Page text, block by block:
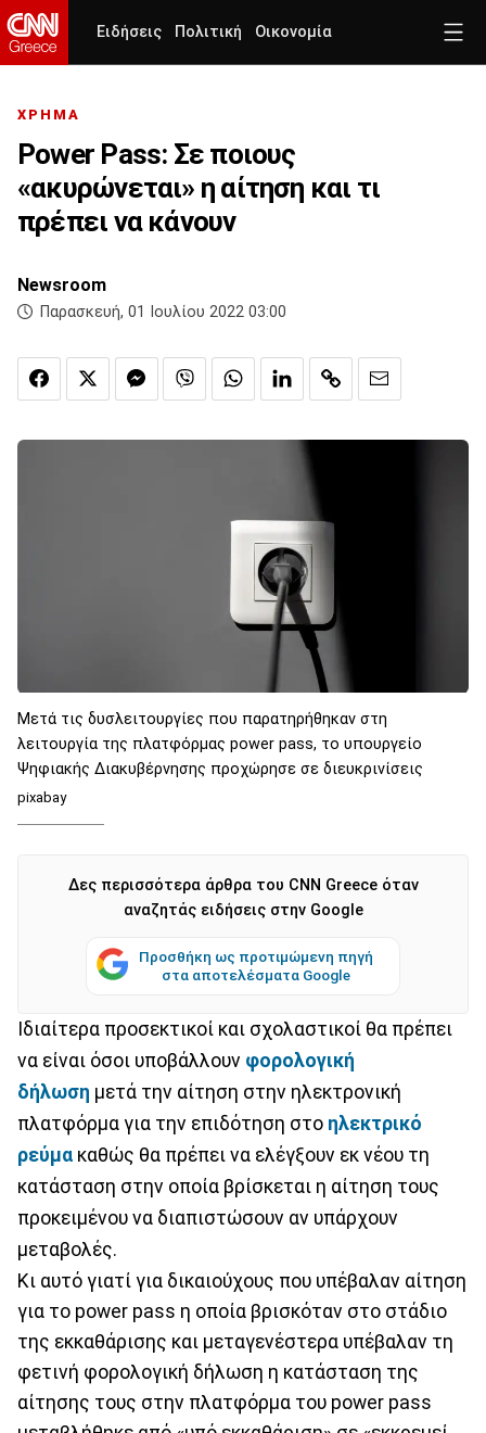
Ειδήσεις Πολιτική Οικονομία
ΧΡΗΜΑ
Power Pass: Σε ποιους
«ακυρώνεται» η αίτηση και τι
πρέπει να κάνουν
Newsroom
Παρασκευή, 01 Ιουλίου 2022 03:00
Μετά τις δυσλειτουργίες που παρατηρήθηκαν στη
λειτουργία της πλατφόρμας power pass, το υπουργείο
Ψηφιακής Διακυβέρνησης προχώρησε σε διευκρινίσεις
pixabay
Δες περισσότερα άρθρα του CNN Greece όταν
αναζητάς ειδήσεις στην Google
Προσθήκη ως προτιμώμενη πηγή
στα αποτελέσματα Google
Ιδιαίτερα προσεκτικοί και σχολαστικοί θα πρέπει
να είναι όσοι υποβάλλουν φορολογική
δήλωση μετά την αίτηση στην ηλεκτρονική
πλατφόρμα για την επιδότηση στο ηλεκτρικό
ρεύμα καθώς θα πρέπει να ελέγξουν εκ νέου τη
κατάσταση στην οποία βρίσκεται η αίτηση τους
προκειμένου να διαπιστώσουν αν υπάρχουν
μεταβολές.
Κι αυτό γιατί για δικαιούχους που υπέβαλαν αίτηση
για το power pass η οποία βρισκόταν στο στάδιο
της εκκαθάρισης και μεταγενέστερα υπέβαλαν τη
φετινή φορολογική δήλωση η κατάσταση της
αίτησης τους στην πλατφόρμα του power pass